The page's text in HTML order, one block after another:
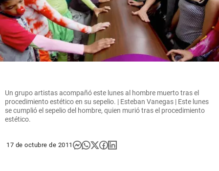
Un grupo artistas acompañó este lunes al hombre muerto tras el
procedimiento estético en su sepelio. | Esteban Vanegas | Este lunes
se cumplió el sepelio del hombre, quien murió tras el procedimiento
estético.
17 de octubre de 2011